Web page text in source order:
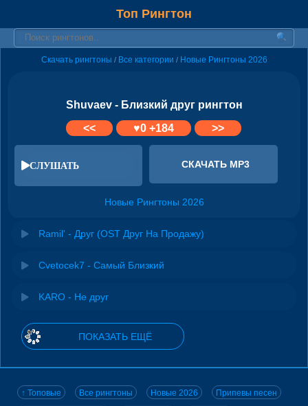
Топ Рингтон
Скачать рингтоны / Все категории / Новые Рингтоны 2026
Shuvaev - Близкий друг рингтон
<<
♥0+184 >>
СЛУШАТЬ СКАЧАТЬ MP3
Новые Рингтоны 2026
Ramil' - Друг (OST Друг На Продажу)
Cvetocek7 - Самый Близкий
KARO - Не друг
ПОКАЗАТЬ ЕЩЁ
↑ Топовые Все рингтоны Новые 2026 Припевы песен